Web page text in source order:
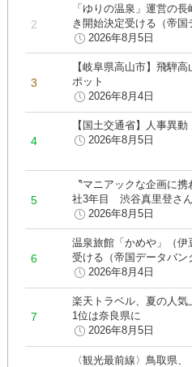
「ゆりの温泉」運営の
き開始決定受ける（帝国
2026年8月5日
【岐阜県高山市】飛騨
ポット
2026年8月4日
【国土交通省】人事異動
2026年8月5日
〝マニアックな企画に
社3年目 渋谷真里登さん
2026年8月5日
温泉旅館「かめや」（
受ける（帝国データバン
2026年8月4日
楽天トラベル、夏の人
1位は奈良県に
2026年8月5日
〈観光最前線〉鳥取県